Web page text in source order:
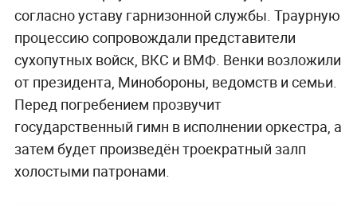
согласно уставу гарнизонной службы. Траурную
процессию сопровождали представители
сухопутных войск, ВКС и ВМФ. Венки возложили
от президента, Минобороны, ведомств и семьи.
Перед погребением прозвучит
государственный гимн в исполнении оркестра, а
затем будет произведён троекратный залп
холостыми патронами.